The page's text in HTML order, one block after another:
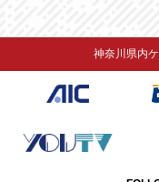
神奈川県内